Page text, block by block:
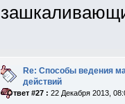
Re: Способы ведения
действий
«Ответ #27 : 22 Декабря 2013,